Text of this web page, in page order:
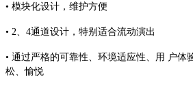
• 模块化设计，维护方便
• 2、4通道设计，特别适合流动演出
• 通过严格的可靠性、环境适应性、用 户体
松、愉悦